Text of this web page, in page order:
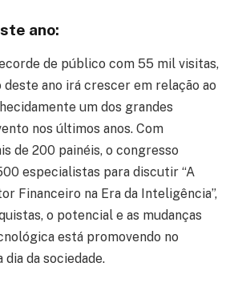
ano:
de público com 55 mil visitas,
deste ano irá crescer em relação ao
um dos grandes
nos últimos anos. Com
de 200 painéis, o congresso
especialistas para discutir “A
Financeiro na Era da Inteligência”,
o potencial e as mudanças
está promovendo no
dia da sociedade.